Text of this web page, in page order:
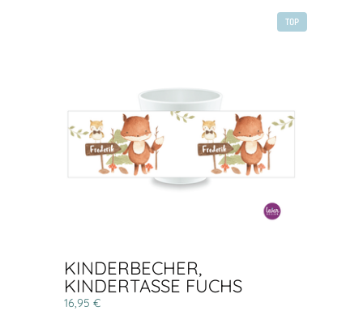
TOP
KINDERBECHER,
KINDERTASSE FUCHS
16,95 €